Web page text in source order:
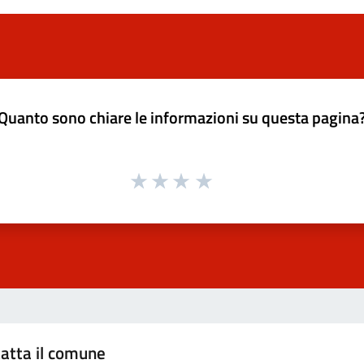
sono chiare le informazioni su questa
il comune